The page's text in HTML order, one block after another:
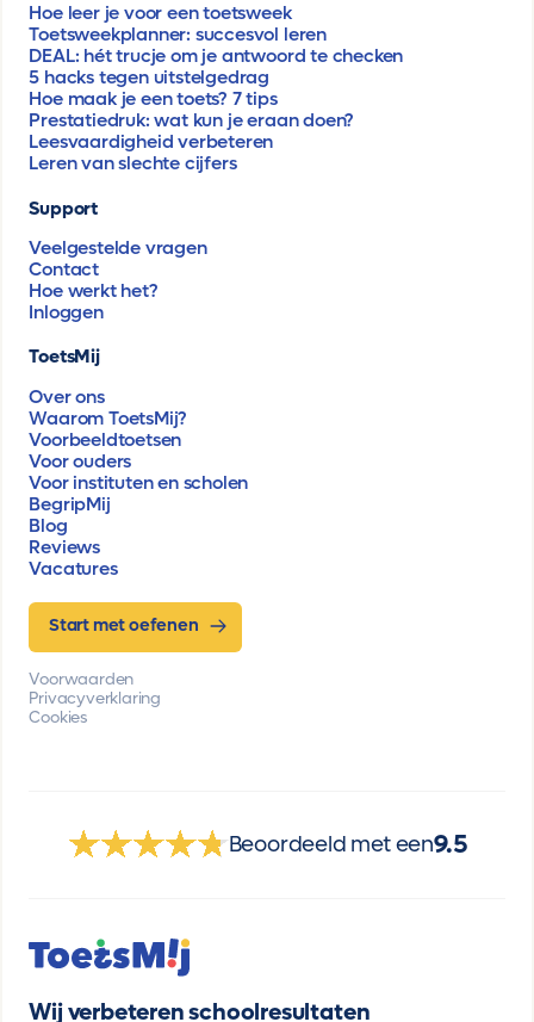
Hoe leer je voor een toetsweek
Toetsweekplanner: succesvol leren
DEAL: hét trucje om je antwoord te checken
5 hacks tegen uitstelgedrag
Hoe maak je een toets? 7 tips
Prestatiedruk: wat kun je eraan doen?
Leesvaardigheid verbeteren
Leren van slechte cijfers
Support
Veelgestelde vragen
Contact
Hoe werkt het?
Inloggen
ToetsMij
Over ons
Waarom ToetsMij?
Voorbeeldtoetsen
Voor ouders
Voor instituten en scholen
BegripMij
Blog
Reviews
Vacatures
Start met oefenen
Voorwaarden
Privacyverklaring
Cookies
Beoordeeld met een9.5
Wij verbeteren schoolresultaten